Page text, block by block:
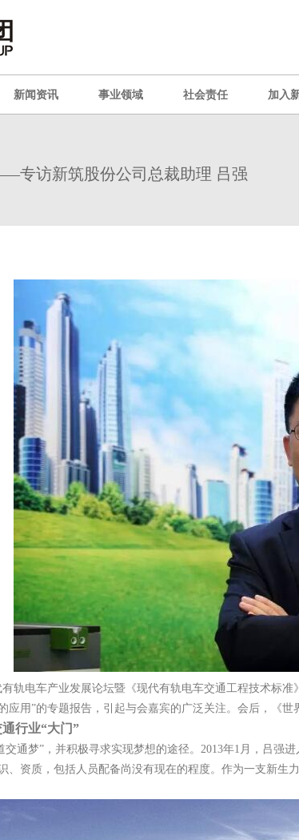
新闻资讯 事业领域 社会责任 加入
专访新筑股份公司总裁助理 吕强
有轨电车产业发展论坛暨《现代有轨电车交通工程技术标
应用”的专题报告，引起与会嘉宾的广泛关注。会后，《
行业“大门”
交通梦”，并积极寻求实现梦想的途径。2013年1月，吕
、资质，包括人员配备尚没有现在的程度。作为一支新